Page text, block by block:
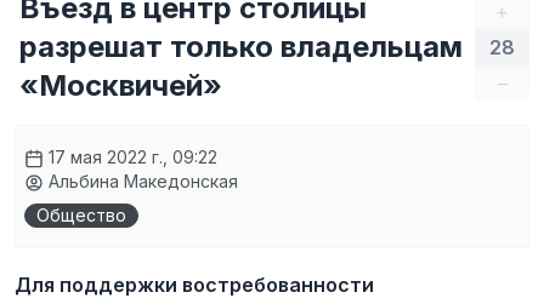
+
28
–
Въезд в центр столицы
разрешат только владельцам
«Москвичей»
17 мая 2022 г., 09:22
Альбина Македонская
Общество
Для поддержки востребованности